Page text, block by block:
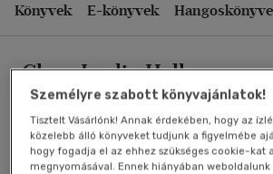
Könyvek E-könyvek
Clare Leslie Hall
Művei
Ár szerint csökkenő
Eladott darabszám szerint
Eladott darabszám szerint növekvő
Cím szerint A-Z
Szerző szerint A-Z
Személyre szabott könyvajánlatok!
Tisztelt Vásárlónk! Annak érdekében, hogy az
közelebb álló könyveket tudjunk a figyelmébe
hogy fogadja el az ehhez szükséges cookie-kat
megnyomásával. Ennek hiányában